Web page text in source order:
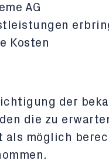
AG
Kosten
der
die zu
als möglich